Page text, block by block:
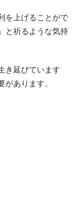
チーフとは？
ばずに終わりそう
次いで多く打っ
いだ金額とは？
を上げることがで
と祈るような気持
き延びています
があります。